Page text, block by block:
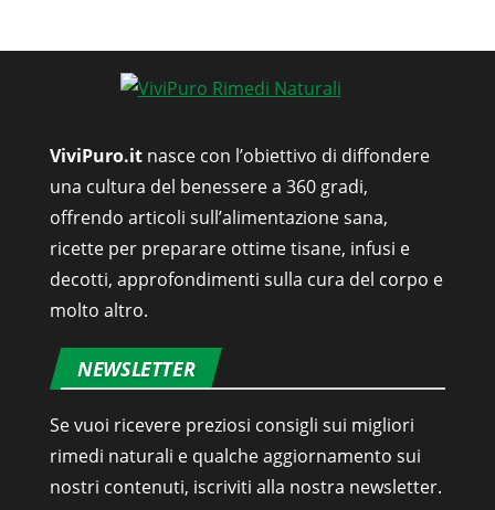
ViviPuro.it nasce con l’obiettivo di diffondere
una cultura del benessere a 360 gradi,
offrendo articoli sull’alimentazione sana,
ricette per preparare ottime tisane, infusi e
decotti, approfondimenti sulla cura del corpo e
molto altro.
NEWSLETTER
Se vuoi ricevere preziosi consigli sui migliori
rimedi naturali e qualche aggiornamento sui
nostri contenuti, iscriviti alla nostra newsletter.